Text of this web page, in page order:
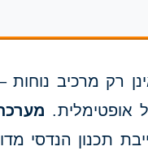
רק מרכיב
אופטימלית.
תכנון הנדסי